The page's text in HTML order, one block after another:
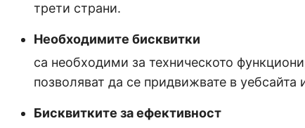
трети страни.
Необходимите бисквитки
са необходими за техническото
позволяват да се придвижвате в уебсайта
Бисквитките за ефективност